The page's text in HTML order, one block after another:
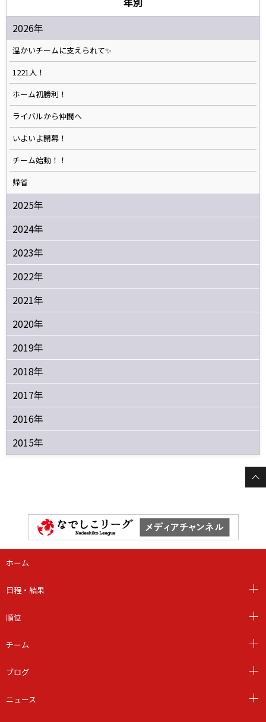
2026年
温かいチームに支えられて✨️
1221人！
ホーム初勝利！
ライバルから仲間へ
いよいよ開幕！
チーム始動！！
帰省
2025年
2024年
2023年
2022年
2021年
2020年
2019年
2018年
2017年
2016年
2015年
ホーム
日程・結果
順位
チーム
ブログ
ニュース